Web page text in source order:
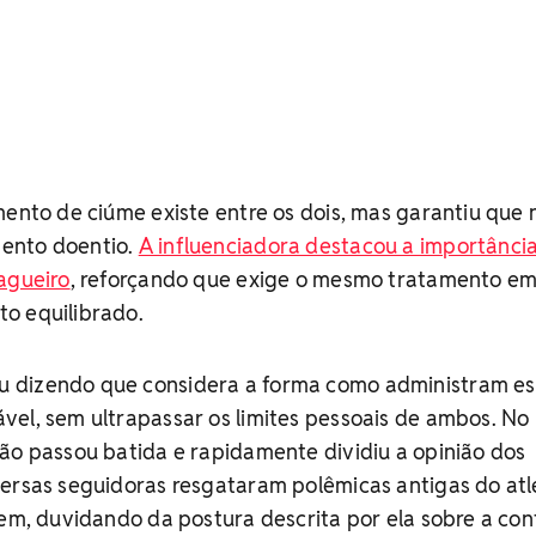
de ciúme existe entre os dois, mas garantiu que
doentio. A influenciadora destacou a
, reforçando que exige o mesmo tratamento
equilibrado.
dizendo que considera a forma como administram
sem ultrapassar os limites pessoais de ambos. No
passou batida e rapidamente dividiu a opinião dos
seguidoras resgataram polêmicas antigas do
duvidando da postura descrita por ela sobre a